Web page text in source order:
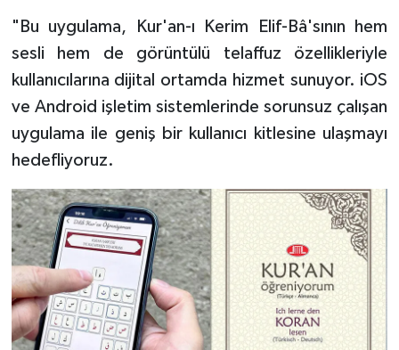
"Bu uygulama, Kur'an-ı Kerim Elif-Bâ'sının hem
sesli hem de görüntülü telaffuz özellikleriyle
kullanıcılarına dijital ortamda hizmet sunuyor. iOS
ve Android işletim sistemlerinde sorunsuz çalışan
uygulama ile geniş bir kullanıcı kitlesine ulaşmayı
hedefliyoruz.
Hatay Müftülüğü
Iğdır Müftülüğü
İstanbul Müftülüğü
İzmir Müftülüğü
Kahramanmaraş Müftülüğü
Karabük Müftülüğü